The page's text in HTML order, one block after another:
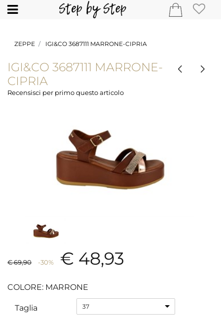
Open
ZEPPE IGI&CO 3687111 MARRONE-CIPRIA
IGI&CO 3687111 MARRONE-
CIPRIA
Recensisci per primo questo articolo
€ 69,90 -30% € 48,93
COLORE: MARRONE
Taglia 37